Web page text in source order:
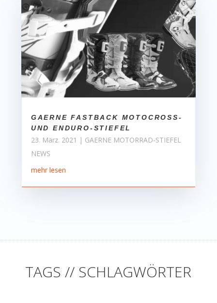
GAERNE FASTBACK MOTOCROSS-
UND ENDURO-STIEFEL
23. März. 2021 | GAERNE MOTORRAD-STIEFEL
NEWS
mehr lesen
TAGS // SCHLAGWÖRTER